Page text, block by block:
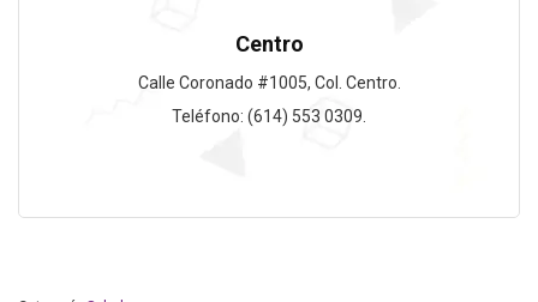
Centro
Calle Coronado #1005, Col. Centro.
Teléfono: (614) 553 0309.